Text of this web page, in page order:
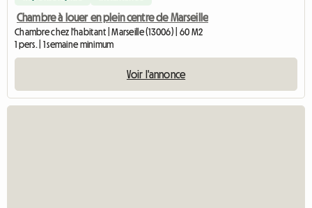
Chambre à louer en plein centre de Marseille
Chambre chez l'habitant | Marseille (13006) | 60 M2
1 pers. | 1 semaine minimum
Voir l'annonce